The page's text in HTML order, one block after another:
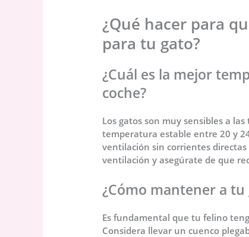
¿Qué hacer para
para tu gato?
¿Cuál es la mejor
coche?
Los gatos son muy sensibles a
temperatura estable entre 20 y
ventilación sin corrientes
ventilación y asegúrate de que
¿Cómo mantener a
Es fundamental que tu felino
Considera llevar un cuenco